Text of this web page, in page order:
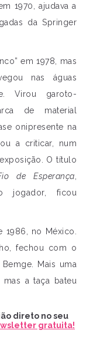
1970, ajudava a
da Springer
em 1978, mas
nas águas
Virou garoto-
de material
onipresente na
a criticar, num
O título
de Esperança
jogador, ficou
1986, no México.
fechou com o
Mais uma
a taça bateu
direto no seu
gratuita!